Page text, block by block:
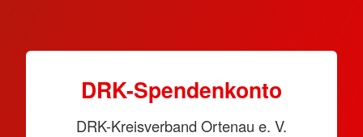
DRK-Spendenkonto
DRK-Kreisverband Ortenau e. V.